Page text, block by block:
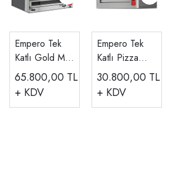
Empero Tek
Katlı Gold Midi
Pizza Fırını
Elektrikli Ø
340 Mm 4
65.800,00 TL
+ KDV
Empero Tek
Katlı Pizza
Fırını Elektrikli
Ø 250 Mm/4
Pizza EMP.4
30.800,00 TL
+ KDV